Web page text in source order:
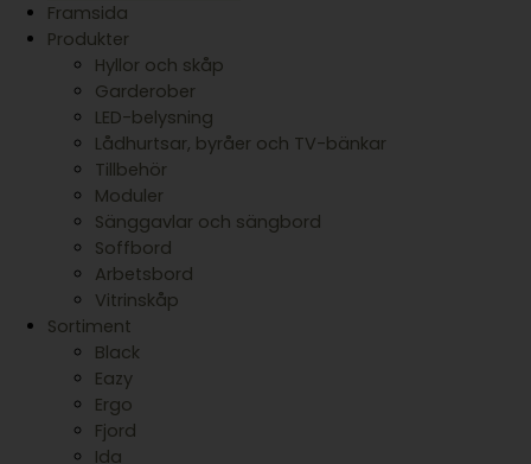
Framsida
Produkter
Hyllor och skåp
Garderober
LED-belysning
Lådhurtsar, byråer och TV-bänkar
Tillbehör
Moduler
Sänggavlar och sängbord
Soffbord
Arbetsbord
Vitrinskåp
Sortiment
Black
Eazy
Ergo
Fjord
Ida